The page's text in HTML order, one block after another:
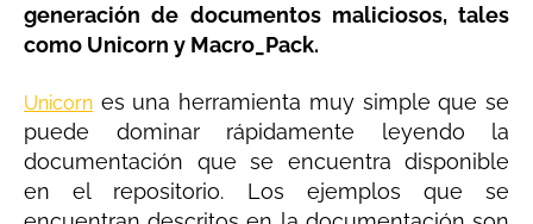
generación de documentos maliciosos, tales
como Unicorn y Macro_Pack.
Unicorn es una herramienta muy simple que se
puede dominar rápidamente leyendo la
documentación que se encuentra disponible
en el repositorio. Los ejemplos que se